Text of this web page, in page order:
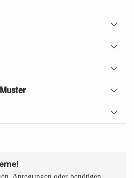
Anregungen oder benötigen